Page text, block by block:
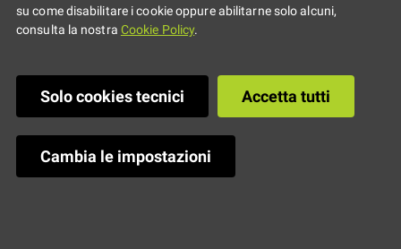
Youngercard
su come disabilitare i cookie oppure abilitarne solo alcuni,
consulta la nostra Cookie Policy.
Solo cookies tecnici Accetta tutti
Cambia le impostazioni